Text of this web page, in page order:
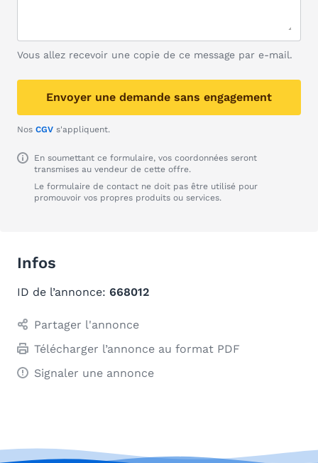
Vous allez recevoir une copie de ce message par e-mail.
Envoyer une demande sans engagement
Nos CGV s'appliquent.
En soumettant ce formulaire, vos coordonnées seront
transmises au vendeur de cette offre.
Le formulaire de contact ne doit pas être utilisé pour
promouvoir vos propres produits ou services.
Infos
ID de l’annonce: 668012
Partager l'annonce
Télécharger l’annonce au format PDF
Signaler une annonce